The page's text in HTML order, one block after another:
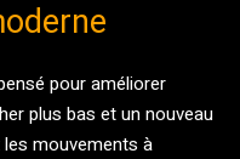
pour améliorer
plus bas et un nouveau
mouvements à